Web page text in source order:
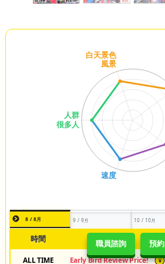
職員諮詢 預約
8 / 8月 9 / 9月 10 / 10月
時間 類型
ALL TIME Early Bird Review Price! ¥